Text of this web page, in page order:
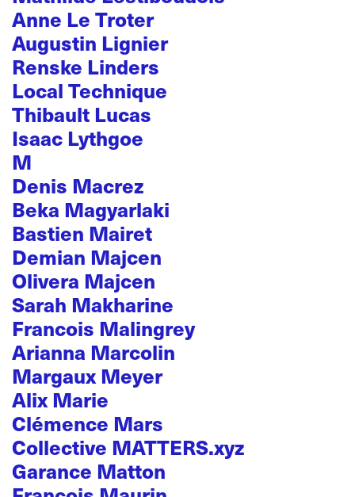
Anne Le Troter
Augustin Lignier
Renske Linders
Local Technique
Thibault Lucas
Isaac Lythgoe
M
Denis Macrez
Beka Magyarlaki
Bastien Mairet
Demian Majcen
Olivera Majcen
Sarah Makharine
Francois Malingrey
Arianna Marcolin
Margaux Meyer
Alix Marie
Clémence Mars
Collective MATTERS.xyz
Garance Matton